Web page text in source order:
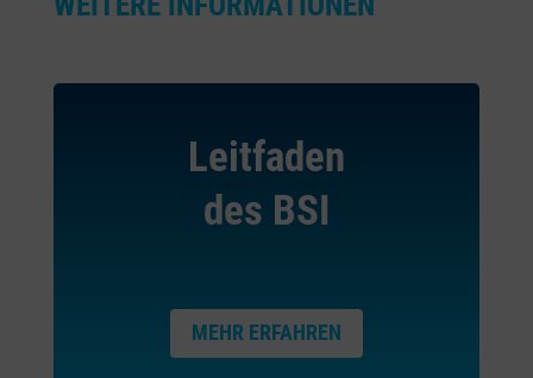
Leitfaden
des BSI
MEHR ERFAHREN